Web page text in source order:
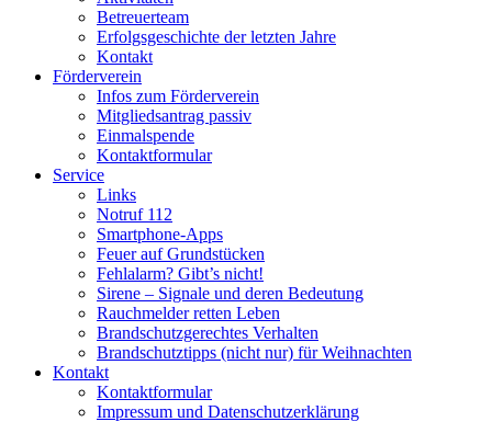
Betreuerteam
Erfolgsgeschichte der letzten Jahre
Kontakt
Förderverein
Infos zum Förderverein
Mitgliedsantrag passiv
Einmalspende
Kontaktformular
Service
Links
Notruf 112
Smartphone-Apps
Feuer auf Grundstücken
Fehlalarm? Gibt’s nicht!
Sirene – Signale und deren Bedeutung
Rauchmelder retten Leben
Brandschutzgerechtes Verhalten
Brandschutztipps (nicht nur) für Weihnachten
Kontakt
Kontaktformular
Impressum und Datenschutzerklärung